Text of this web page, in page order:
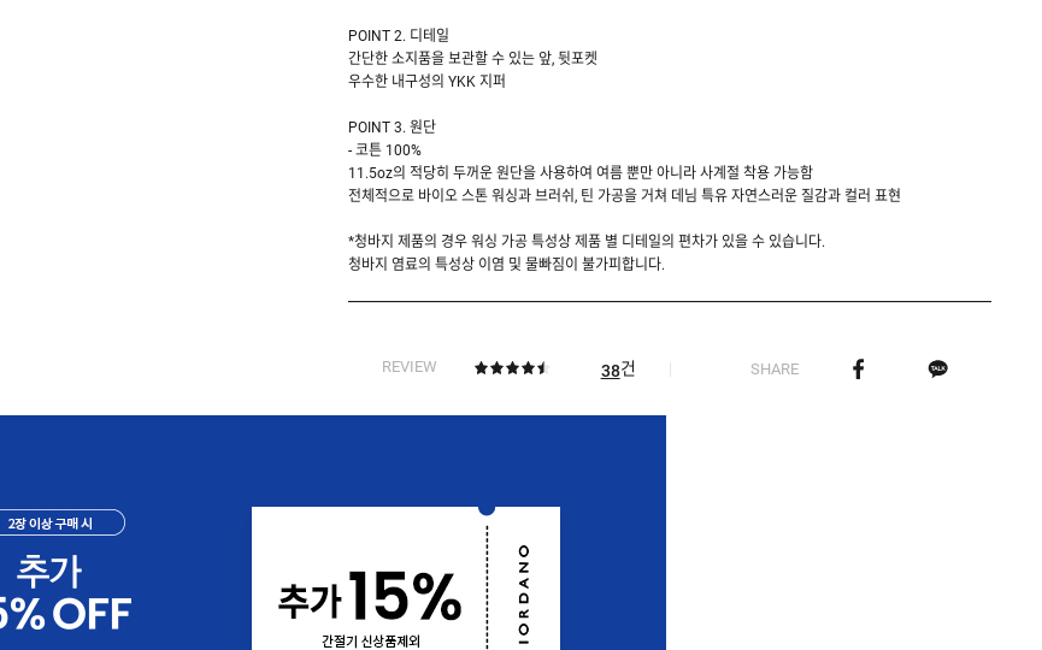
POINT 2. 디테일
간단한 소지품을 보관할 수 있는 앞, 뒷포켓
우수한 내구성의 YKK 지퍼
POINT 3. 원단
- 코튼 100%
11.5oz의 적당히 두꺼운 원단을 사용하여 여름 뿐만 아니라 사계절 착용 가능함
전체적으로 바이오 스톤 워싱과 브러쉬, 틴 가공을 거쳐 데님 특유 자연스러운 질감과 컬러 표현
*청바지 제품의 경우 워싱 가공 특성상 제품 별 디테일의 편차가 있을 수 있습니다.
청바지 염료의 특성상 이염 및 물빠짐이 불가피합니다.
REVIEW 38건 SHARE